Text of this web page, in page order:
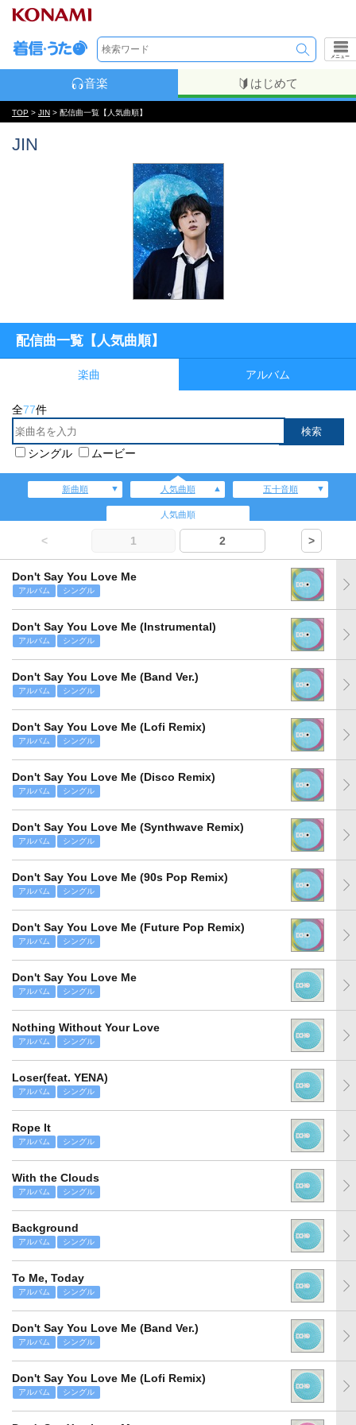
メニュー
音楽 はじめて
TOP > JIN > 配信曲一覧【人気曲順】
JIN
配信曲一覧【人気曲順】
楽曲 アルバム
全77件
シングル ムービー
新曲順 人気曲順 五十音順
人気曲順
< 1 2 >
Don't Say You Love Me
アルバム シングル
Don't Say You Love Me (Instrumental)
アルバム シングル
Don't Say You Love Me (Band Ver.)
アルバム シングル
Don't Say You Love Me (Lofi Remix)
アルバム シングル
Don't Say You Love Me (Disco Remix)
アルバム シングル
Don't Say You Love Me (Synthwave Remix)
アルバム シングル
Don't Say You Love Me (90s Pop Remix)
アルバム シングル
Don't Say You Love Me (Future Pop Remix)
アルバム シングル
Don't Say You Love Me
アルバム シングル
Nothing Without Your Love
アルバム シングル
Loser(feat. YENA)
アルバム シングル
Rope It
アルバム シングル
With the Clouds
アルバム シングル
Background
アルバム シングル
To Me, Today
アルバム シングル
Don't Say You Love Me (Band Ver.)
アルバム シングル
Don't Say You Love Me (Lofi Remix)
アルバム シングル